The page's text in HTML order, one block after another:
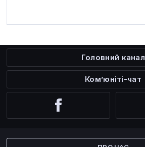
Головний канал
Ком’юніті-чат